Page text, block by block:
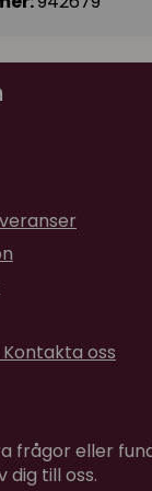
oss
frågor eller
dig till oss.